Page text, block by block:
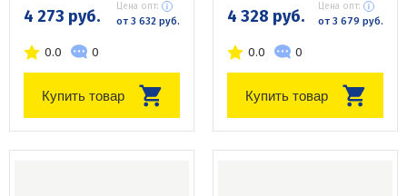
4 273 руб. Цена опт:
от 3 632 руб.
0.0 0
Купить товар
4 328 руб. Цена опт:
от 3 679 руб.
0.0 0
Купить товар